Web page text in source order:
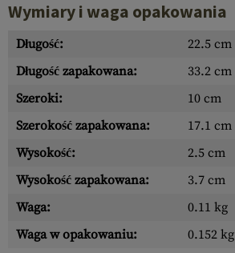
Wymiary i waga opakowania
Długość:
22.5 cm
Długość zapakowana:
33.2 cm
Szeroki:
10 cm
Szerokość zapakowana:
17.1 cm
Wysokość:
2.5 cm
Wysokość zapakowana:
3.7 cm
Waga:
0.11 kg
Waga w opakowaniu:
0.152 kg